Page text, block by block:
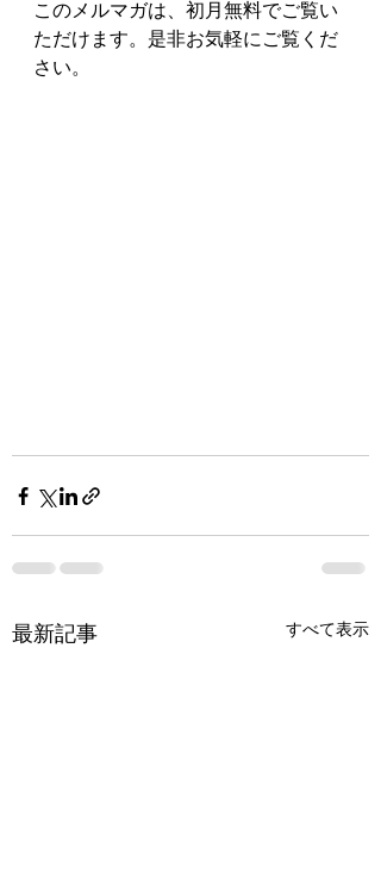
このメルマガは、初月無料でご覧い
ただけます。是非お気軽にご覧くだ
さい。
最新記事 すべて表示